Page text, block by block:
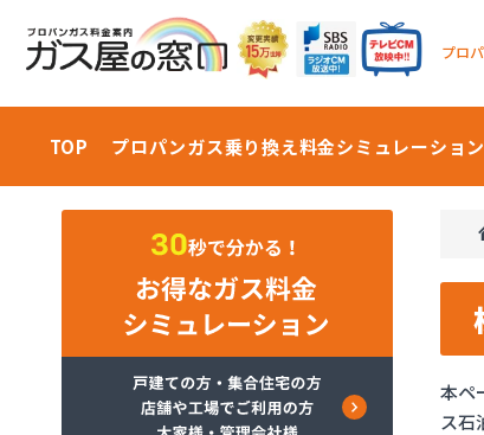
プロ
TOP プロパンガス乗り換え料金シミュレーション
本ペ
ス石